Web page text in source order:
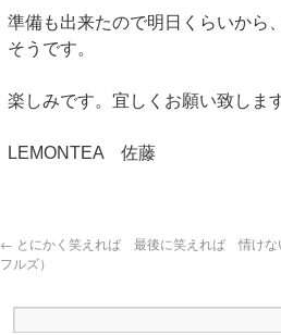
準備も出来たので明日くらいから
そうです。
楽しみです。宜しくお願い致します
LEMONTEA 佐藤
← とにかく笑えれば 最後に笑えれば 情け
フルズ）